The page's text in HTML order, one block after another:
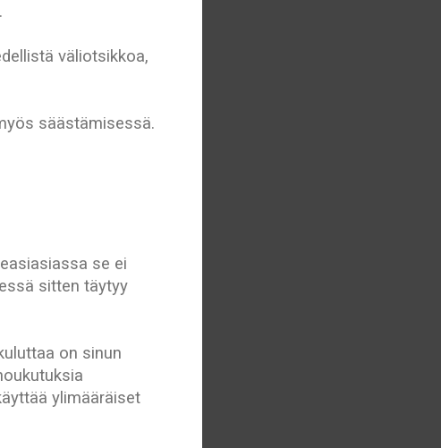
väliotsikkoa,
säästämisessä.
se ei
sitten täytyy
on sinun
ylimääräiset